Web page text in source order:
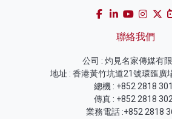
聯絡我們
公司 : 灼見名家傳媒有
地址 : 香港黃竹坑道21號環匯廣
總機 : +852 2818
傳真 : +852 2818
業務電話 :+852 2818